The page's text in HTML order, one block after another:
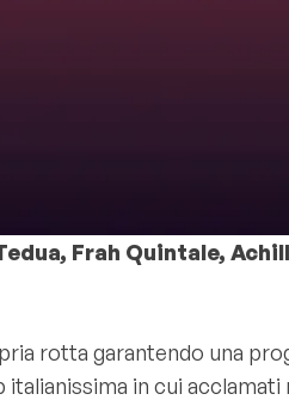
Frah Quintale,
rotta garantendo una
in cui